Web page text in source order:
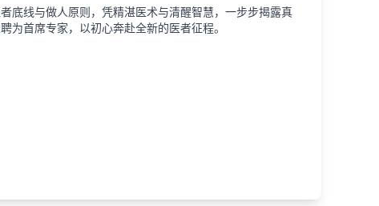
底线与做人原则，凭精湛医术与清醒智慧，一步步揭露真
首席专家，以初心奔赴全新的医者征程。